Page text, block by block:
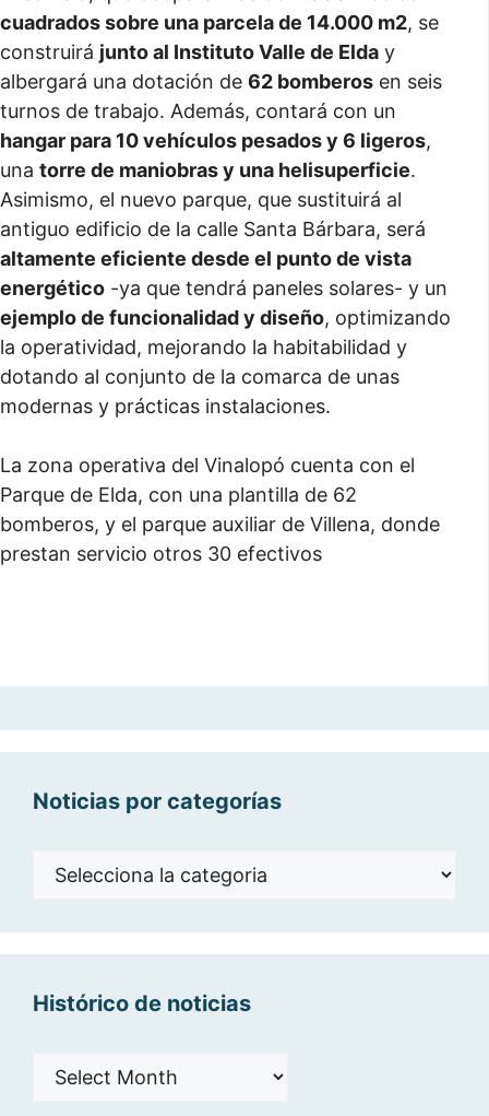
cuadrados sobre una parcela de 14.000 m2, se
construirá junto al Instituto Valle de Elda y
albergará una dotación de 62 bomberos en seis
turnos de trabajo. Además, contará con un
hangar para 10 vehículos pesados y 6 ligeros,
una torre de maniobras y una helisuperficie.
Asimismo, el nuevo parque, que sustituirá al
antiguo edificio de la calle Santa Bárbara, será
altamente eficiente desde el punto de vista
energético -ya que tendrá paneles solares- y un
ejemplo de funcionalidad y diseño, optimizando
la operatividad, mejorando la habitabilidad y
dotando al conjunto de la comarca de unas
modernas y prácticas instalaciones.
La zona operativa del Vinalopó cuenta con el
Parque de Elda, con una plantilla de 62
bomberos, y el parque auxiliar de Villena, donde
prestan servicio otros 30 efectivos
Noticias por categorías
Noticias
Histórico de noticias
Histórico